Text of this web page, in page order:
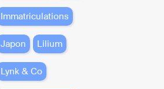
Immatriculations
Japon Lilium
Lynk & Co